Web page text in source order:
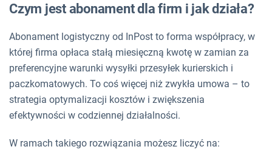
Czym jest abonament dla firm i jak działa?
Abonament logistyczny od InPost to forma współpracy, w
której firma opłaca stałą miesięczną kwotę w zamian za
preferencyjne warunki wysyłki przesyłek kurierskich i
paczkomatowych. To coś więcej niż zwykła umowa – to
strategia optymalizacji kosztów i zwiększenia
efektywności w codziennej działalności.
W ramach takiego rozwiązania możesz liczyć na: